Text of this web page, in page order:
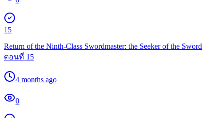
15
Return of the Ninth-Class Swordmaster: the Seeker of the Sword
ตอนที่ 15
4 months ago
0